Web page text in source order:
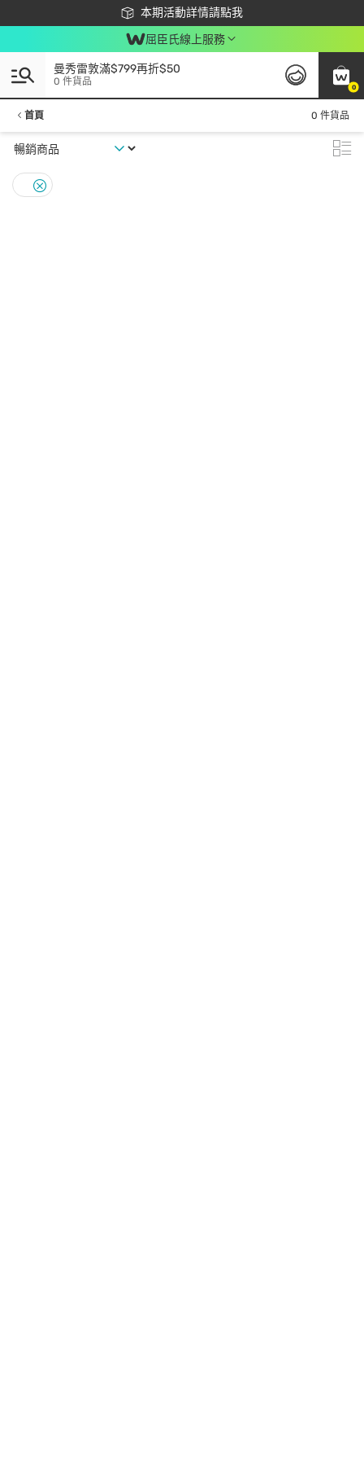
本期活動詳情請點我
下載app最高回饋$350
屈臣氏線上服務
0
曼秀雷敦滿$799再折$50
0 件貨品
首頁 0 件貨品